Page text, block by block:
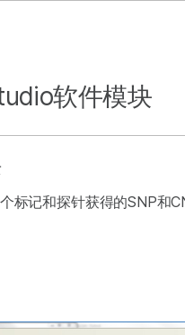
软件模块
标记和探针获得的SNP和